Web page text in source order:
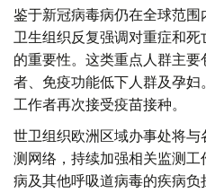
鉴于新冠病毒病仍在全球范
卫生组织反复强调对重症和
的重要性。这类重点人群主
者、免疫功能低下人群及孕
工作者再次接受疫苗接种。
世卫组织欧洲区域办事处将
测网络，持续加强相关监测
病及其他呼吸道病毒的疾病